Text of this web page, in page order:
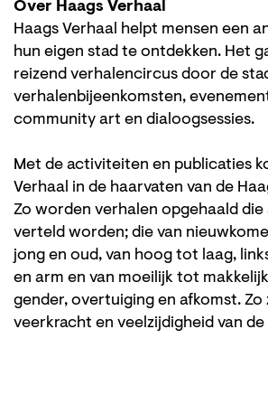
Over Haags Verhaal
Haags Verhaal helpt mensen een
hun eigen stad te ontdekken. Het
reizend verhalencircus door de
verhalenbijeenkomsten,
community art en dialoogsessies.
Met de activiteiten en publicaties
Verhaal in de haarvaten van de
Zo worden verhalen opgehaald die
verteld worden; die van
jong en oud, van hoog tot laag,
en arm en van moeilijk tot
gender, overtuiging en afkomst. Zo
veerkracht en veelzijdigheid van de